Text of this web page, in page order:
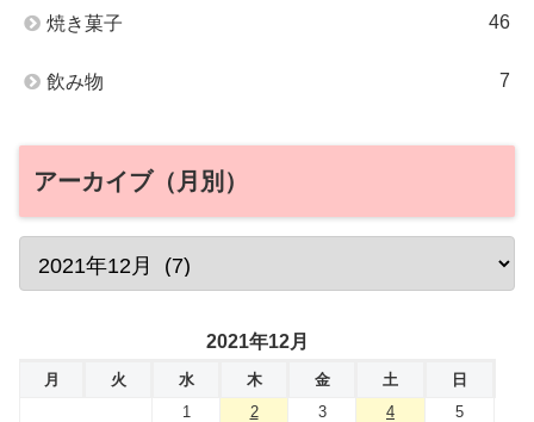
焼き菓子 46
飲み物 7
アーカイブ（月別）
2021年12月
月 火 水 木 金 土
日
1
2 3 4
5